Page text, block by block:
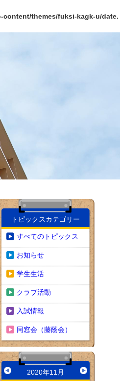
themes/fuksi-kagk-u/date.
トピックスカテゴリー
すべてのトピックス
お知らせ
学生生活
クラブ活動
入試情報
同窓会（藤蔭会）
2020年11月